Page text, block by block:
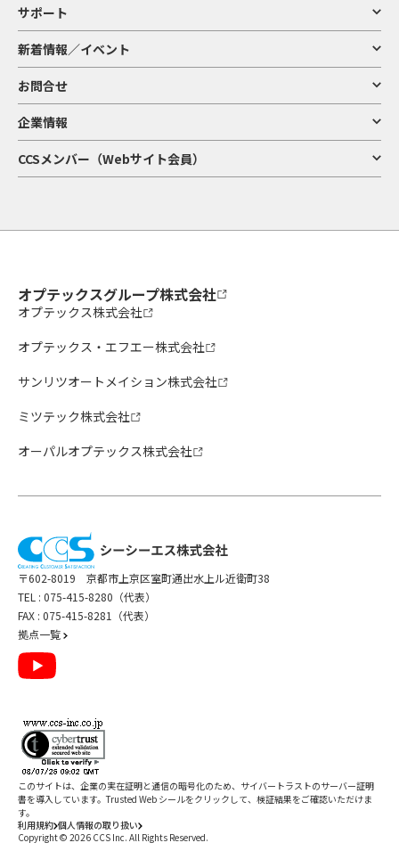
サポート
新着情報／イベント
お問合せ
企業情報
CCSメンバー（Webサイト会員）
オプテックスグループ株式会社
オプテックス株式会社
オプテックス・エフエー株式会社
サンリツオートメイション株式会社
ミツテック株式会社
オーパルオプテックス株式会社
〒602-8019 京都市上京区室町通出水上ル近衛町38
TEL : 075-415-8280（代表）
FAX : 075-415-8281（代表）
拠点一覧
利用規約 個人情報の取り扱い
Copyright © 2026 CCS Inc. All Rights Reserved.
このサイトは、企業の実在証明と通信の暗号化のため、サイバートラストのサーバー証明
書を導入しています。Trusted Web シールをクリックして、検証結果をご確認いただけま
す。